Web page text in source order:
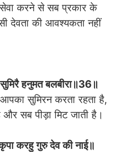
करने से सब प्रकार के
देवता की आवश्यकता नहीं
हनुमत बलबीरा॥36॥
सुमिरन करता रहता है,
सब पीड़ा मिट जाती है।
करहु गुरु देव की नाई॥